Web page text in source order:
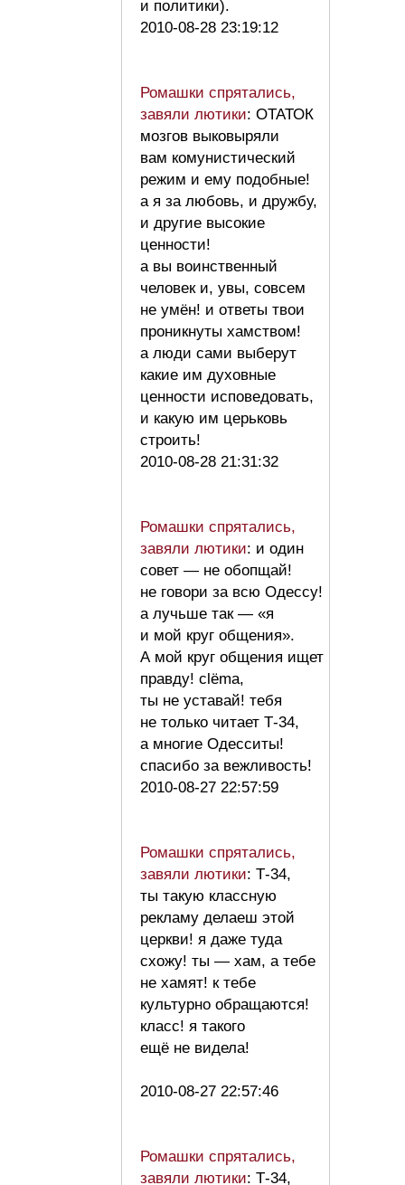
и политики).
2010-08-28 23:19:12
Ромашки спрятались,
завяли лютики: ОТАТОК
мозгов выковыряли
вам комунистический
режим и ему подобные!
а я за любовь, и дружбу,
и другие высокие
ценности!
а вы воинственный
человек и, увы, совсем
не умён! и ответы твои
проникнуты хамством!
а люди сами выберут
какие им духовные
ценности исповедовать,
и какую им церьковь
строить!
2010-08-28 21:31:32
Ромашки спрятались,
завяли лютики: и один
совет — не обопщай!
не говори за всю Одессу!
а лучьше так — «я
и мой круг общения».
А мой круг общения ищет
правду! сlёma,
ты не уставай! тебя
не только читает Т-34,
а многие Одесситы!
спасибо за вежливость!
2010-08-27 22:57:59
Ромашки спрятались,
завяли лютики: Т-34,
ты такую классную
рекламу делаеш этой
церкви! я даже туда
схожу! ты — хам, а тебе
не хамят! к тебе
культурно обращаются!
класс! я такого
ещё не видела!
2010-08-27 22:57:46
Ромашки спрятались,
завяли лютики: Т-34,